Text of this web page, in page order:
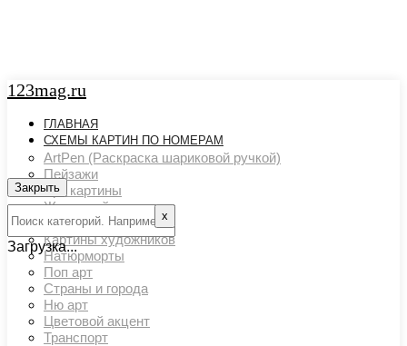
123mag.ru
ГЛАВНАЯ
СХЕМЫ КАРТИН ПО НОМЕРАМ
ArtPen (Раскраска шариковой ручкой)
Пейзажи
Арт картины
Животный мир
Люди
Картины художников
Натюрморты
Поп арт
Страны и города
Ню арт
Цветовой акцент
Транспорт
Закрыть
х
Загрузка...